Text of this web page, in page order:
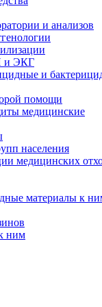
и анализов
и ЭКГ
и
помощи
медицинские
населения
медицинских
материалы к
ним